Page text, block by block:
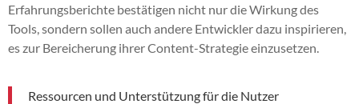
Erfahrungsberichte bestätigen nicht nur die Wirkung des
Tools, sondern sollen auch andere Entwickler dazu inspirieren,
es zur Bereicherung ihrer Content-Strategie einzusetzen.
Ressourcen und Unterstützung für die Nutzer